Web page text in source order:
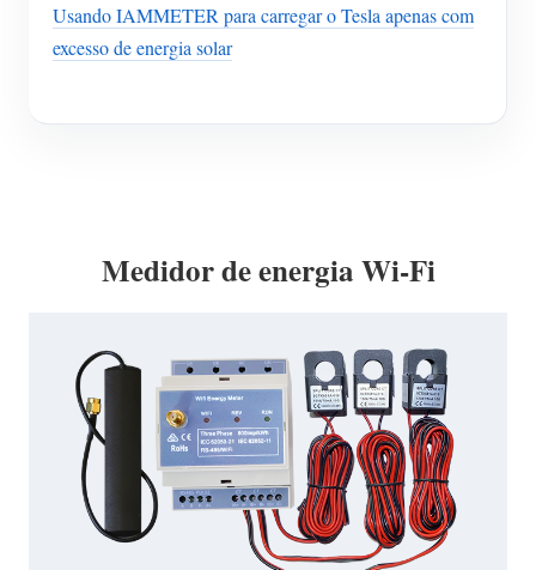
Usando IAMMETER para carregar o Tesla apenas com
excesso de energia solar
Medidor de energia Wi-Fi